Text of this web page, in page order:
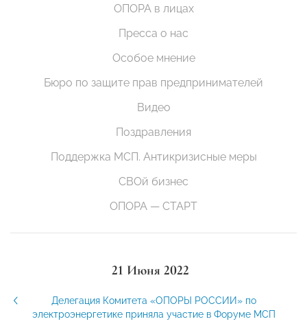
ОПОРА в лицах
Пресса о нас
Особое мнение
Бюро по защите прав предпринимателей
Видео
Поздравления
Поддержка МСП. Антикризисные меры
СВОй бизнес
ОПОРА — СТАРТ
21 Июня 2022
Делегация Комитета «ОПОРЫ РОССИИ» по
электроэнергетике приняла участие в Форуме МСП